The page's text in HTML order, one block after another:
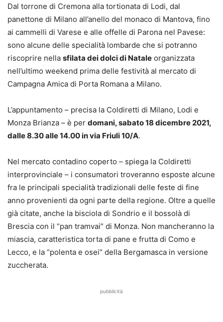
Dal torrone di Cremona alla tortionata di Lodi, dal
panettone di Milano all’anello del monaco di Mantova, fino
ai cammelli di Varese e alle offelle di Parona nel Pavese:
sono alcune delle specialità lombarde che si potranno
riscoprire nella sfilata dei dolci di Natale organizzata
nell’ultimo weekend prima delle festività al mercato di
Campagna Amica di Porta Romana a Milano.
L’appuntamento – precisa la Coldiretti di Milano, Lodi e
Monza Brianza – è per domani, sabato 18 dicembre 2021,
dalle 8.30 alle 14.00 in via Friuli 10/A.
Nel mercato contadino coperto – spiega la Coldiretti
interprovinciale – i consumatori troveranno esposte alcune
fra le principali specialità tradizionali delle feste di fine
anno provenienti da ogni parte della regione. Oltre a quelle
già citate, anche la bisciola di Sondrio e il bossolà di
Brescia con il “pan tramvai” di Monza. Non mancheranno la
miascia, caratteristica torta di pane e frutta di Como e
Lecco, e la “polenta e osei” della Bergamasca in versione
zuccherata.
pubblicità